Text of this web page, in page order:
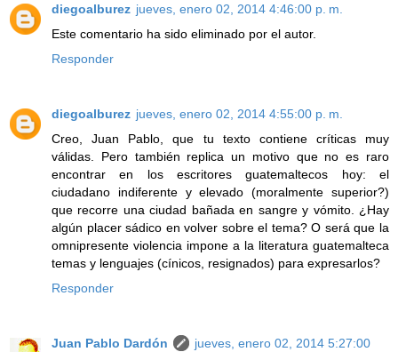
diegoalburez jueves, enero 02, 2014 4:46:00 p. m.
Este comentario ha sido eliminado por el autor.
Responder
diegoalburez jueves, enero 02, 2014 4:55:00 p. m.
Creo, Juan Pablo, que tu texto contiene críticas muy
válidas. Pero también replica un motivo que no es raro
encontrar en los escritores guatemaltecos hoy: el
ciudadano indiferente y elevado (moralmente superior?)
que recorre una ciudad bañada en sangre y vómito. ¿Hay
algún placer sádico en volver sobre el tema? O será que la
omnipresente violencia impone a la literatura guatemalteca
temas y lenguajes (cínicos, resignados) para expresarlos?
Responder
Juan Pablo Dardón
jueves, enero 02, 2014 5:27:00